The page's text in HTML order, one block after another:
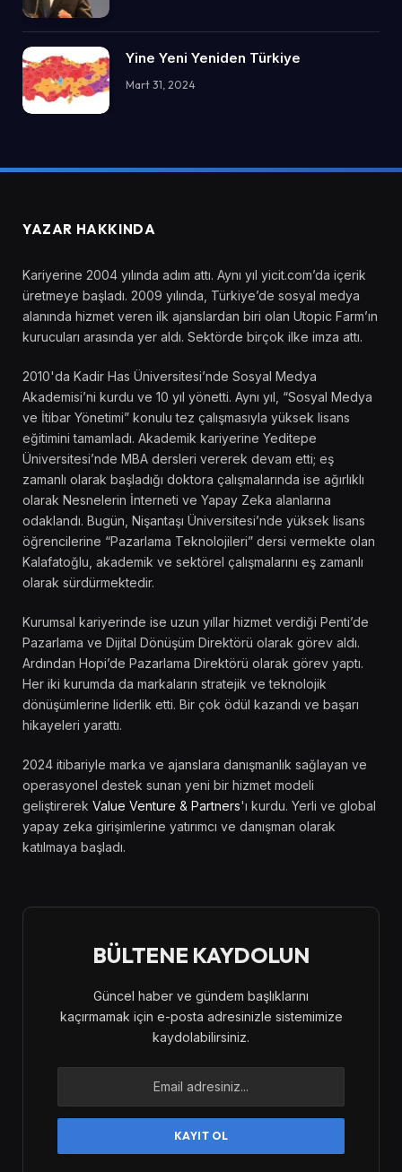
Yine Yeni Yeniden Türkiye
Mart 31, 2024
YAZAR HAKKINDA
Kariyerine 2004 yılında adım attı. Aynı yıl yicit.com’da içerik
üretmeye başladı. 2009 yılında, Türkiye’de sosyal medya
alanında hizmet veren ilk ajanslardan biri olan Utopic Farm’ın
kurucuları arasında yer aldı. Sektörde birçok ilke imza attı.
2010'da Kadir Has Üniversitesi’nde Sosyal Medya
Akademisi’ni kurdu ve 10 yıl yönetti. Aynı yıl, “Sosyal Medya
ve İtibar Yönetimi” konulu tez çalışmasıyla yüksek lisans
eğitimini tamamladı. Akademik kariyerine Yeditepe
Üniversitesi’nde MBA dersleri vererek devam etti; eş
zamanlı olarak başladığı doktora çalışmalarında ise ağırlıklı
olarak Nesnelerin İnterneti ve Yapay Zeka alanlarına
odaklandı. Bugün, Nişantaşı Üniversitesi’nde yüksek lisans
öğrencilerine “Pazarlama Teknolojileri” dersi vermekte olan
Kalafatoğlu, akademik ve sektörel çalışmalarını eş zamanlı
olarak sürdürmektedir.
Kurumsal kariyerinde ise uzun yıllar hizmet verdiği Penti’de
Pazarlama ve Dijital Dönüşüm Direktörü olarak görev aldı.
Ardından Hopi’de Pazarlama Direktörü olarak görev yaptı.
Her iki kurumda da markaların stratejik ve teknolojik
dönüşümlerine liderlik etti. Bir çok ödül kazandı ve başarı
hikayeleri yarattı.
2024 itibariyle marka ve ajanslara danışmanlık sağlayan ve
operasyonel destek sunan yeni bir hizmet modeli
geliştirerek Value Venture & Partners'ı kurdu. Yerli ve global
yapay zeka girişimlerine yatırımcı ve danışman olarak
katılmaya başladı.
BÜLTENE KAYDOLUN
Güncel haber ve gündem başlıklarını
kaçırmamak için e-posta adresinizle sistemimize
kaydolabilirsiniz.